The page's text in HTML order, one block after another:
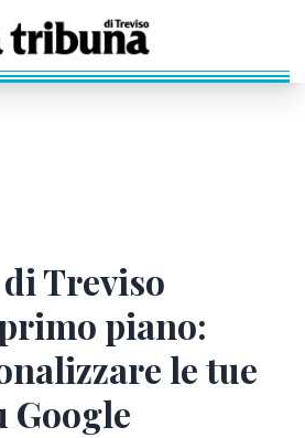
Treviso
piano:
le tue
Google